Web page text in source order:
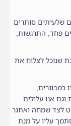
שלעיתים סותרים
פחד, התרגשות,
שנוכל לצלוח את
כמבוגרים,
אנו עלולים
לצד שמחה ואתגר
עליו על מנת